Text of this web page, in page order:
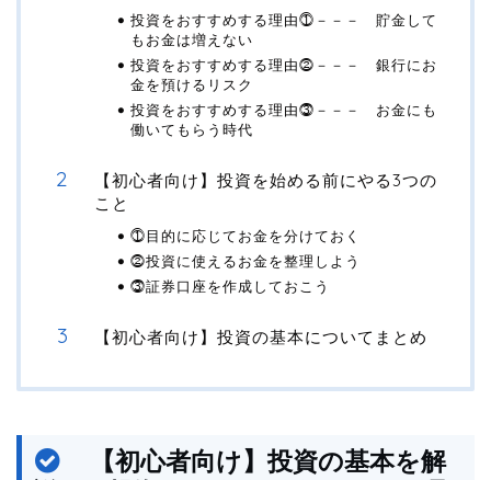
投資をおすすめする理由⓵－－－ 貯金して
もお金は増えない
投資をおすすめする理由⓶－－－ 銀行にお
金を預けるリスク
投資をおすすめする理由⓷－－－ お金にも
働いてもらう時代
【初心者向け】投資を始める前にやる3つの
こと
⓵目的に応じてお金を分けておく
⓶投資に使えるお金を整理しよう
⓷証券口座を作成しておこう
【初心者向け】投資の基本についてまとめ
【初心者向け】投資の基本を解